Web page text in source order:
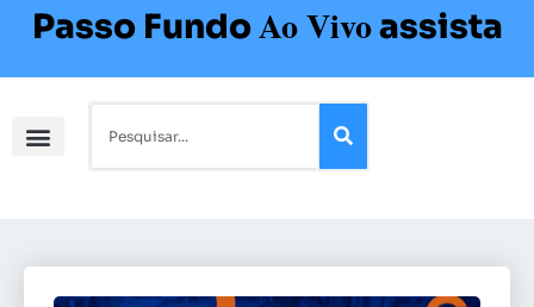
Passo FundoAo Vivoassista